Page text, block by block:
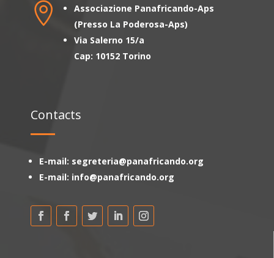

Associazione Panafricando-Aps
(Presso La Poderosa-Aps)
Via Salerno 15/a
Cap: 10152 Torino
Contacts
E-mail: segreteria@panafricando.org
E-mail: info@panafricando.org